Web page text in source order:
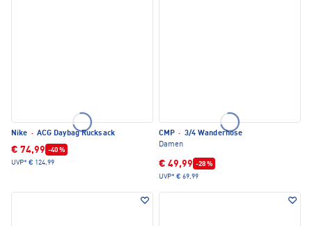
Nike · ACG Daybag Rucksack
€ 74,99 -40 %
UVP* € 124,99
CMP · 3/4 Wanderhose
Damen
€ 49,99 -28 %
UVP* € 69,99